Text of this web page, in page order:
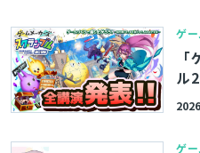
e
着
ゲ
ル
ル
ど
ゲ